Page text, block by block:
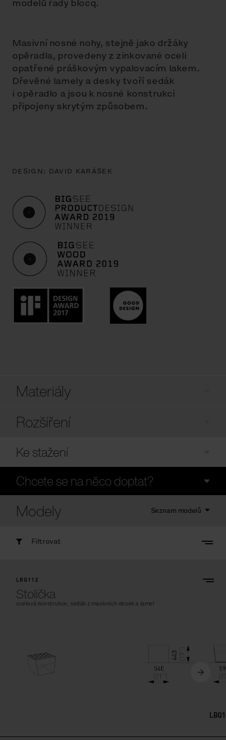
modelů řady blocq.
Masivní nosné nohy, stejně jako držáky
opěradla, provedeny z zinkované oceli
opatřené práškovým vypalovacím lakem.
Dřevěné lamely a desky tvoří sedák
i opěradlo a jsou k nosné konstrukci
připojeny skrytým způsobem.
DESIGN: DAVID KARÁSEK
Materiály
Rozšíření
Ke stažení
Chcete se na něco doptat?
Modely Seznam modelů
Filtrovat
LBQ112
Stolička
ocelová konstrukce, sedák z masivních desek a lamel